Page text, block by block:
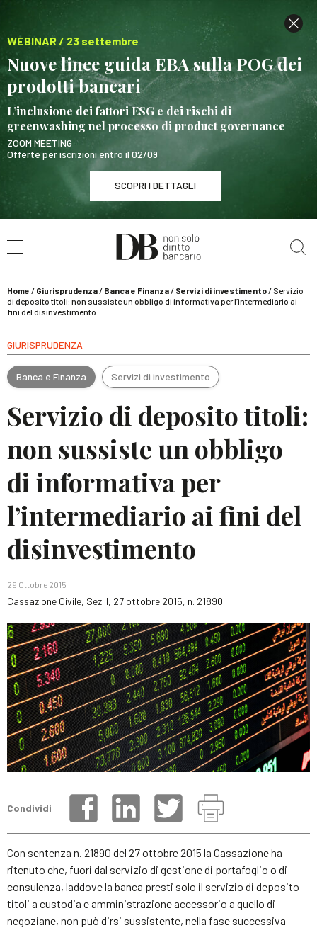
WEBINAR / 23 settembre
Nuove linee guida EBA sulla POG dei
prodotti bancari
L’inclusione dei fattori ESG e dei rischi di
greenwashing nel processo di product governance
ZOOM MEETING
Offerte per iscrizioni entro il 02/09
SCOPRI I DETTAGLI
WEBINAR / 23 settembre
Nuove linee guida EBA sulla POG dei prodotti
SCOPRI I DETTAGLI
Home / Giurisprudenza/ Banca e Finanza/ Servizi di investimento/ Servizio
di deposito titoli: non sussiste un obbligo di informativa per l’intermediario ai
fini del disinvestimento
GIURISPRUDENZA
Banca e Finanza Servizi di investimento
Servizio di deposito titoli:
non sussiste un obbligo
di informativa per
l’intermediario ai fini del
disinvestimento
29 Ottobre 2015
Cassazione Civile, Sez. I, 27 ottobre 2015, n. 21890
Condividi
Con sentenza n. 21890 del 27 ottobre 2015 la Cassazione ha
ritenuto che, fuori dal servizio di gestione di portafoglio o di
consulenza, laddove la banca presti solo il servizio di deposito
titoli a custodia e amministrazione accessorio a quello di
negoziane, non può dirsi sussistente, nella fase successiva